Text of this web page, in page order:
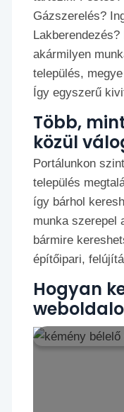
Gázszerelés?
akármilyen
település,
Így egyszerű
Több,
közül
Portálunkon
település
így bárhol
munka szerepel
bármire
építőipari,
Hogyan